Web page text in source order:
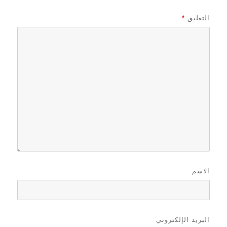
التعليق *
الاسم
البريد الإلكتروني